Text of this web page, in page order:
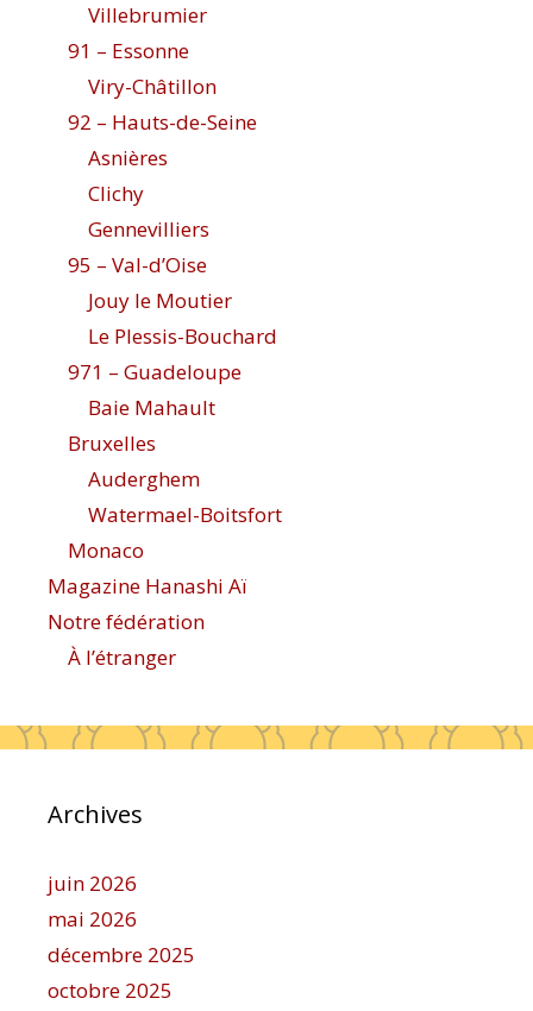
Villebrumier
91 – Essonne
Viry-Châtillon
92 – Hauts-de-Seine
Asnières
Clichy
Gennevilliers
95 – Val-d’Oise
Jouy le Moutier
Le Plessis-Bouchard
971 – Guadeloupe
Baie Mahault
Bruxelles
Auderghem
Watermael-Boitsfort
Monaco
Magazine Hanashi Aï
Notre fédération
À l’étranger
Archives
juin 2026
mai 2026
décembre 2025
octobre 2025